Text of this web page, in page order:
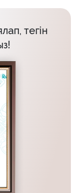
тегін